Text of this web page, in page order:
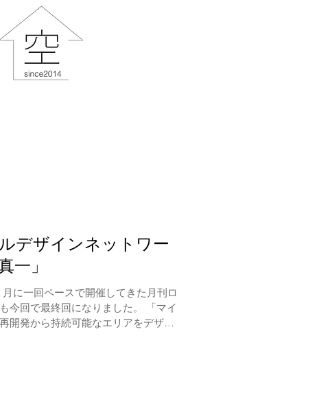
デザインネットワー
一」
に一回ペースで開催してきた月刊ロ
今回で最終回になりました。 「マイ
開発から持続可能なエリアをデザイ